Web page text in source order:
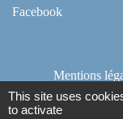
Facebook
Mentions
Accessibilité
This site uses
to activate